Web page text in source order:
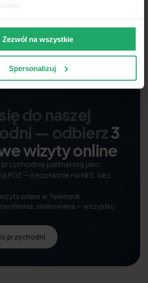
Zezwól na wszystkie
Spersonalizuj
do naszej
— odbierz3
wizyty online
partnerską jako
POZ — bezpłatnie na NFZ, bez
online w Telemedi
skierowania — wszystko
przychodni